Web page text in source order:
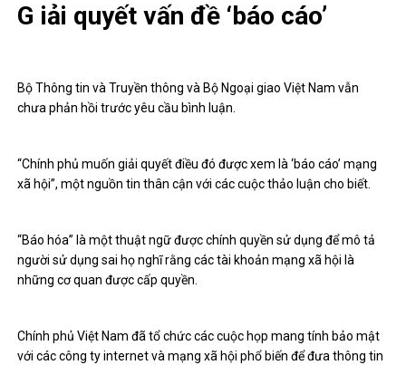
G iải quyết vấn đề ‘báo cáo’
Bộ Thông tin và Truyền thông và Bộ Ngoại giao Việt Nam vẫn
chưa phản hồi trước yêu cầu bình luận.
“Chính phủ muốn giải quyết điều đó được xem là ‘báo cáo’ mạng
xã hội”, một nguồn tin thân cận với các cuộc thảo luận cho biết.
“Báo hóa” là một thuật ngữ được chính quyền sử dụng để mô tả
người sử dụng sai họ nghĩ rằng các tài khoản mạng xã hội là
những cơ quan được cấp quyền.
Chính phủ Việt Nam đã tổ chức các cuộc họp mang tính bảo mật
với các công ty internet và mạng xã hội phổ biến để đưa thông tin